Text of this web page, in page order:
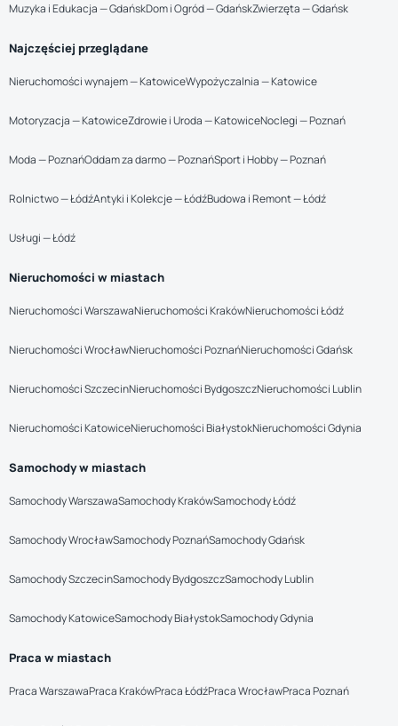
Muzyka i Edukacja — GdańskDom i Ogród — GdańskZwierzęta — Gdańsk
Najczęściej przeglądane
Nieruchomości wynajem — KatowiceWypożyczalnia — Katowice
Motoryzacja — KatowiceZdrowie i Uroda — KatowiceNoclegi — Poznań
Moda — PoznańOddam za darmo — PoznańSport i Hobby — Poznań
Rolnictwo — ŁódźAntyki i Kolekcje — ŁódźBudowa i Remont — Łódź
Usługi — Łódź
Nieruchomości w miastach
Nieruchomości WarszawaNieruchomości KrakówNieruchomości Łódź
Nieruchomości WrocławNieruchomości PoznańNieruchomości Gdańsk
Nieruchomości SzczecinNieruchomości BydgoszczNieruchomości Lublin
Nieruchomości KatowiceNieruchomości BiałystokNieruchomości Gdynia
Samochody w miastach
Samochody WarszawaSamochody KrakówSamochody Łódź
Samochody WrocławSamochody PoznańSamochody Gdańsk
Samochody SzczecinSamochody BydgoszczSamochody Lublin
Samochody KatowiceSamochody BiałystokSamochody Gdynia
Praca w miastach
Praca WarszawaPraca KrakówPraca ŁódźPraca WrocławPraca Poznań